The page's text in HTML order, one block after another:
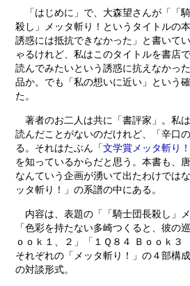
「はじめに」で、大森望さんが「「
殺し」メッタ斬り！というタイトルの
誘惑には抵抗できなかった」と書いて
ゃるけれど、私はこのタイトルを書店で
読んでみたいという誘惑に抗えなかっ
品か。でも「私の想いに近い」という
た。
著者のお二人は共に「書評家」。私
読んだことがないのだけれど、「辛口
る。それはたぶん「文学賞メッタ斬り！
を知っているからだと思う。本書も、
なんていう企画が湧いて出たわけでは
ッタ斬り！」の系譜の中にある。
内容は、表題の「「騎士団長殺し」
「色彩を持たない多崎つくると、彼の
ｏｏｋ１、２」「１Ｑ８４ Ｂｏｏｋ
それぞれの「メッタ斬り！」の４部構
の対談形式。